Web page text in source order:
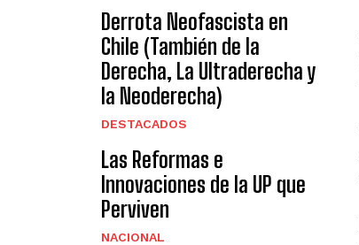
Derrota Neofascista en
Chile (También de la
Derecha, La Ultraderecha y
la Neoderecha)
DESTACADOS
Las Reformas e
Innovaciones de la UP que
Perviven
NACIONAL